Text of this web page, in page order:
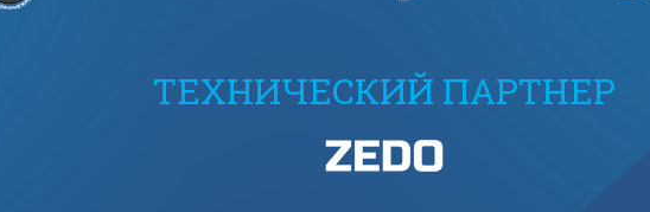
ТЕХНИЧЕСКИЙ ПАРТНЕР